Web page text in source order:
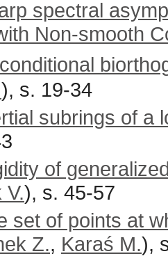
spectral
Non-smooth
), s. 19-34
subrings of a
of
V.), s. 45-57
set of points at
Z., Karaś M.),